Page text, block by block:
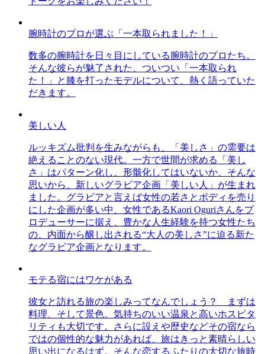
腕時計のプロが選ぶ「一本取られました！」
数多の腕時計を日々目にしている腕時計のプロたち。
そんな彼らが魅了された、ついつい「一本取られ
た！」と膝を打ったモデルについて、熱く語っていた
だきます。
美しい人
ルッキズム批判を生みながらも、「美しさ」の需要は
絶えることのない現代。一方で世間が求める「美し
さ」はパターン化し、形骸化してはいないか、そんな
思いから、新しいグラビア企画「美しい人」が生まれ
ました。グラビアと言えば女性の若さとボディを売り
にした企画が多い中、女性であるKaori Oguriさんをプ
ロデューサーに据え、豊かな人生経験を持つ女性たち
の、内面から醸し出される“大人の美しさ”に迫る新た
なグラビア企画となります。
モテる宿にはワケがある
彼女と訪れる旅の楽しみってなんでしょう？ まずは
料理、そして景色。気持ちのいい温泉と高いホスピタ
リティも大切です。さらに設えや歴史などその宿なら
ではの個性的な魅力があれば、旅はきっと素晴らしい
思い出になるはず。そんな恋するふたりの大切な旅時